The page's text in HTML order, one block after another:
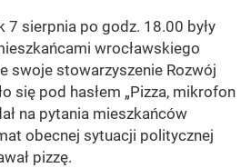
7 sierpnia po godz. 18.00 były
wrocławskiego
swoje stowarzyszenie Rozwój
się pod hasłem „Pizza, mikrofon
na pytania mieszkańców
obecnej sytuacji politycznej
pizzę.